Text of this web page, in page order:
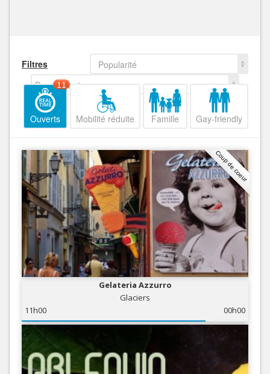
Filtres
Popularité
Decroissant
Ouverts
11
Mobilité réduite Famille Gay-friendly
Coup de coeur
Gelateria Azzurro
Glaciers
11h00
00h00